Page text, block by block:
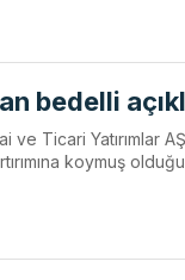
bedelli
ve Ticari Yatırımlar
koymuş